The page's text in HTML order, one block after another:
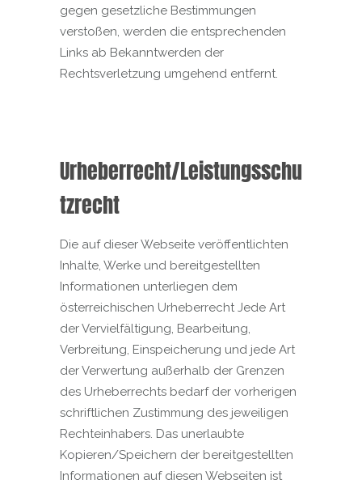
gegen gesetzliche Bestimmungen
verstoßen, werden die entsprechenden
Links ab Bekanntwerden der
Rechtsverletzung umgehend entfernt.
Urheberrecht/Leistungsschu
tzrecht
Die auf dieser Webseite veröffentlichten
Inhalte, Werke und bereitgestellten
Informationen unterliegen dem
österreichischen Urheberrecht Jede Art
der Vervielfältigung, Bearbeitung,
Verbreitung, Einspeicherung und jede Art
der Verwertung außerhalb der Grenzen
des Urheberrechts bedarf der vorherigen
schriftlichen Zustimmung des jeweiligen
Rechteinhabers. Das unerlaubte
Kopieren/Speichern der bereitgestellten
Informationen auf diesen Webseiten ist